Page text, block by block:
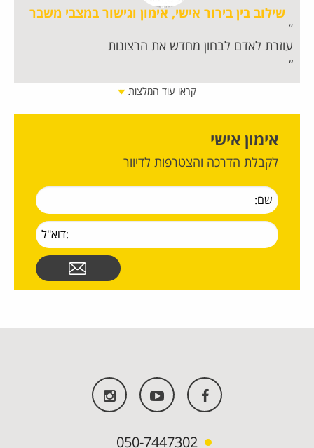
שילוב בין בירור אישי, אימון וגישור במצבי משבר
עוזרת לאדם לבחון מחדש את הרצונות
קראו עוד המלצות
אימון אישי
לקבלת הדרכה והצטרפות לדיוור
050-7447302